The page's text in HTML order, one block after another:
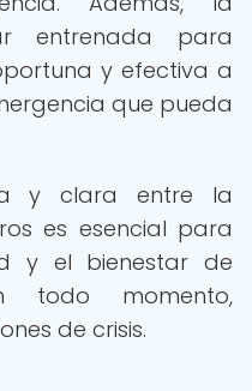
entrenada para
y efectiva a
que pueda
y clara entre la
es esencial para
y el bienestar de
momento,
de crisis.